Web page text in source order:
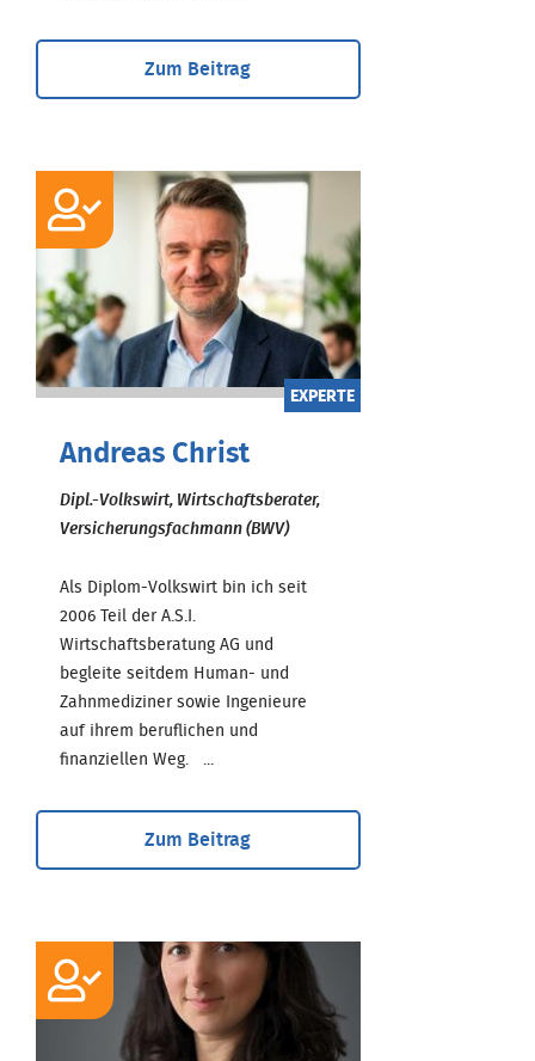
Zum Beitrag
EXPERTE
Andreas Christ
Dipl.-Volkswirt, Wirtschaftsberater,
Versicherungsfachmann (BWV)
Als Diplom-Volkswirt bin ich seit
2006 Teil der A.S.I.
Wirtschaftsberatung AG und
begleite seitdem Human- und
Zahnmediziner sowie Ingenieure
auf ihrem beruflichen und
finanziellen Weg. ...
Zum Beitrag